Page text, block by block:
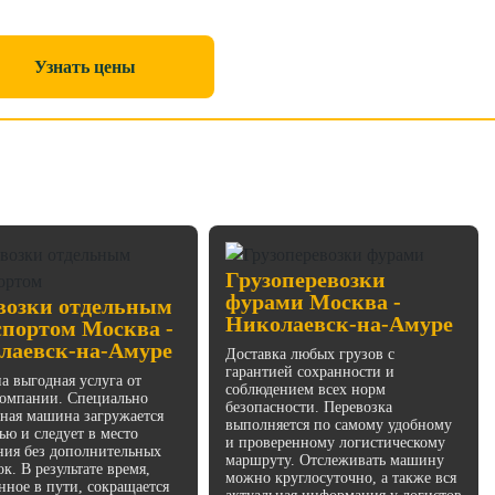
Узнать цены
отдельным
Москва -
на-Амуре
выгодная услуга от
Специально
машина загружается
и следует в место
без дополнительных
В результате время,
в пути, сокращается
Грузоперевозки
фурами Москва -
Николаевск-на-Амуре
Доставка любых грузов с
гарантией сохранности и
соблюдением всех норм
безопасности. Перевозка
выполняется по самому удобному
и проверенному логистическому
маршруту. Отслеживать машину
можно круглосуточно, а также вся